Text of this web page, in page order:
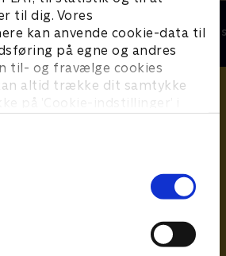
til dig. Vores
kan anvende cookie-data til
på egne og andres
til- og fravælge cookies
altid trække dit samtykke
på ’Cookie-indstillinger’ i
Børneserier • 1